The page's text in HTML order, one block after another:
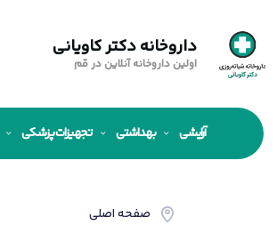
داروخانه دکتر کاویانی
اولین داروخانه آنلاین در قم
آرایشی بهداشتی تجهیزات پزشکی
صفحه اصلی